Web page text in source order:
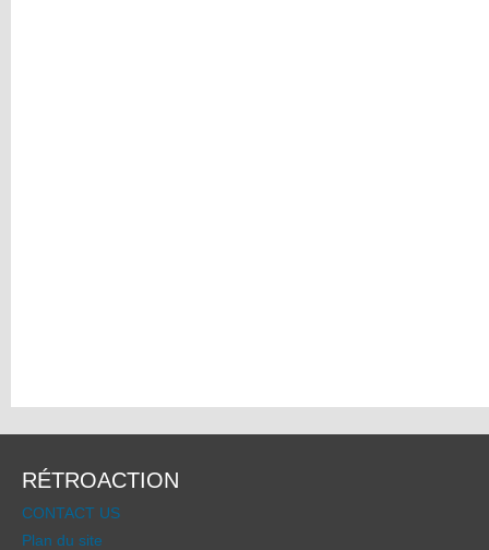
RÉTROACTION
CONTACT US
Plan du site